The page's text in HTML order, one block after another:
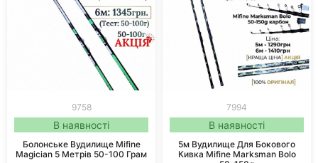
9758
В наявності
Болонське Вудилище Mifine
Magician 5 Метрів 50-100 Грам
7994
В наявності
5м Вудилище Для Бокового
Кивка Mifine Marksman Bolo